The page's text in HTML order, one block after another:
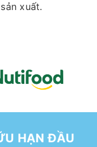
xuất.
HẠN ĐẦU